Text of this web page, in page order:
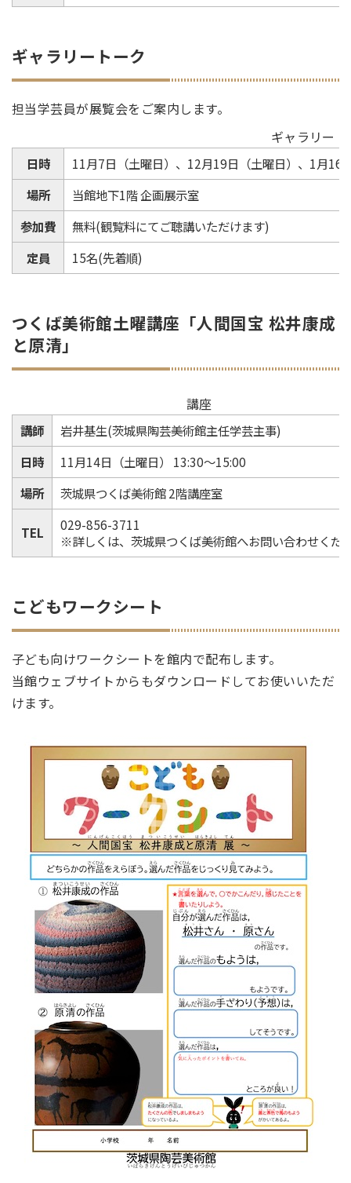
ギャラリートーク
担当学芸員が展覧会をご案内します。
ギャラリー
日時
11月7日（土曜日）、12月19日（土曜日）、1月16
場所
当館地下1階 企画展示室
参加費
無料(観覧料にてご聴講いただけます)
定員
15名(先着順)
つくば美術館土曜講座「人間国宝 松井康成
と原清」
講座
講師
岩井基生(茨城県陶芸美術館主任学芸主事)
日時
11月14日（土曜日） 13:30～15:00
場所
茨城県つくば美術館 2階講座室
TEL
029-856-3711
※詳しくは、茨城県つくば美術館へお問い合わせくだ
こどもワークシート
子ども向けワークシートを館内で配布します。
当館ウェブサイトからもダウンロードしてお使いいただ
けます。